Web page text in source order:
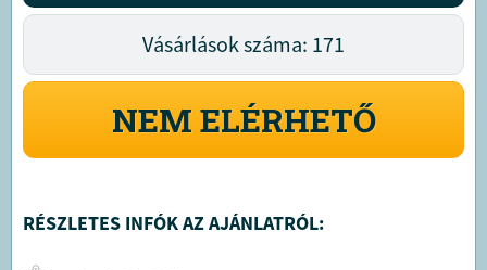
Vásárlások száma: 171
NEM ELÉRHETŐ
RÉSZLETES INFÓK AZ AJÁNLATRÓL: